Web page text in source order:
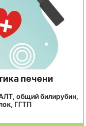
печени
общий билирубин,
ГГТП